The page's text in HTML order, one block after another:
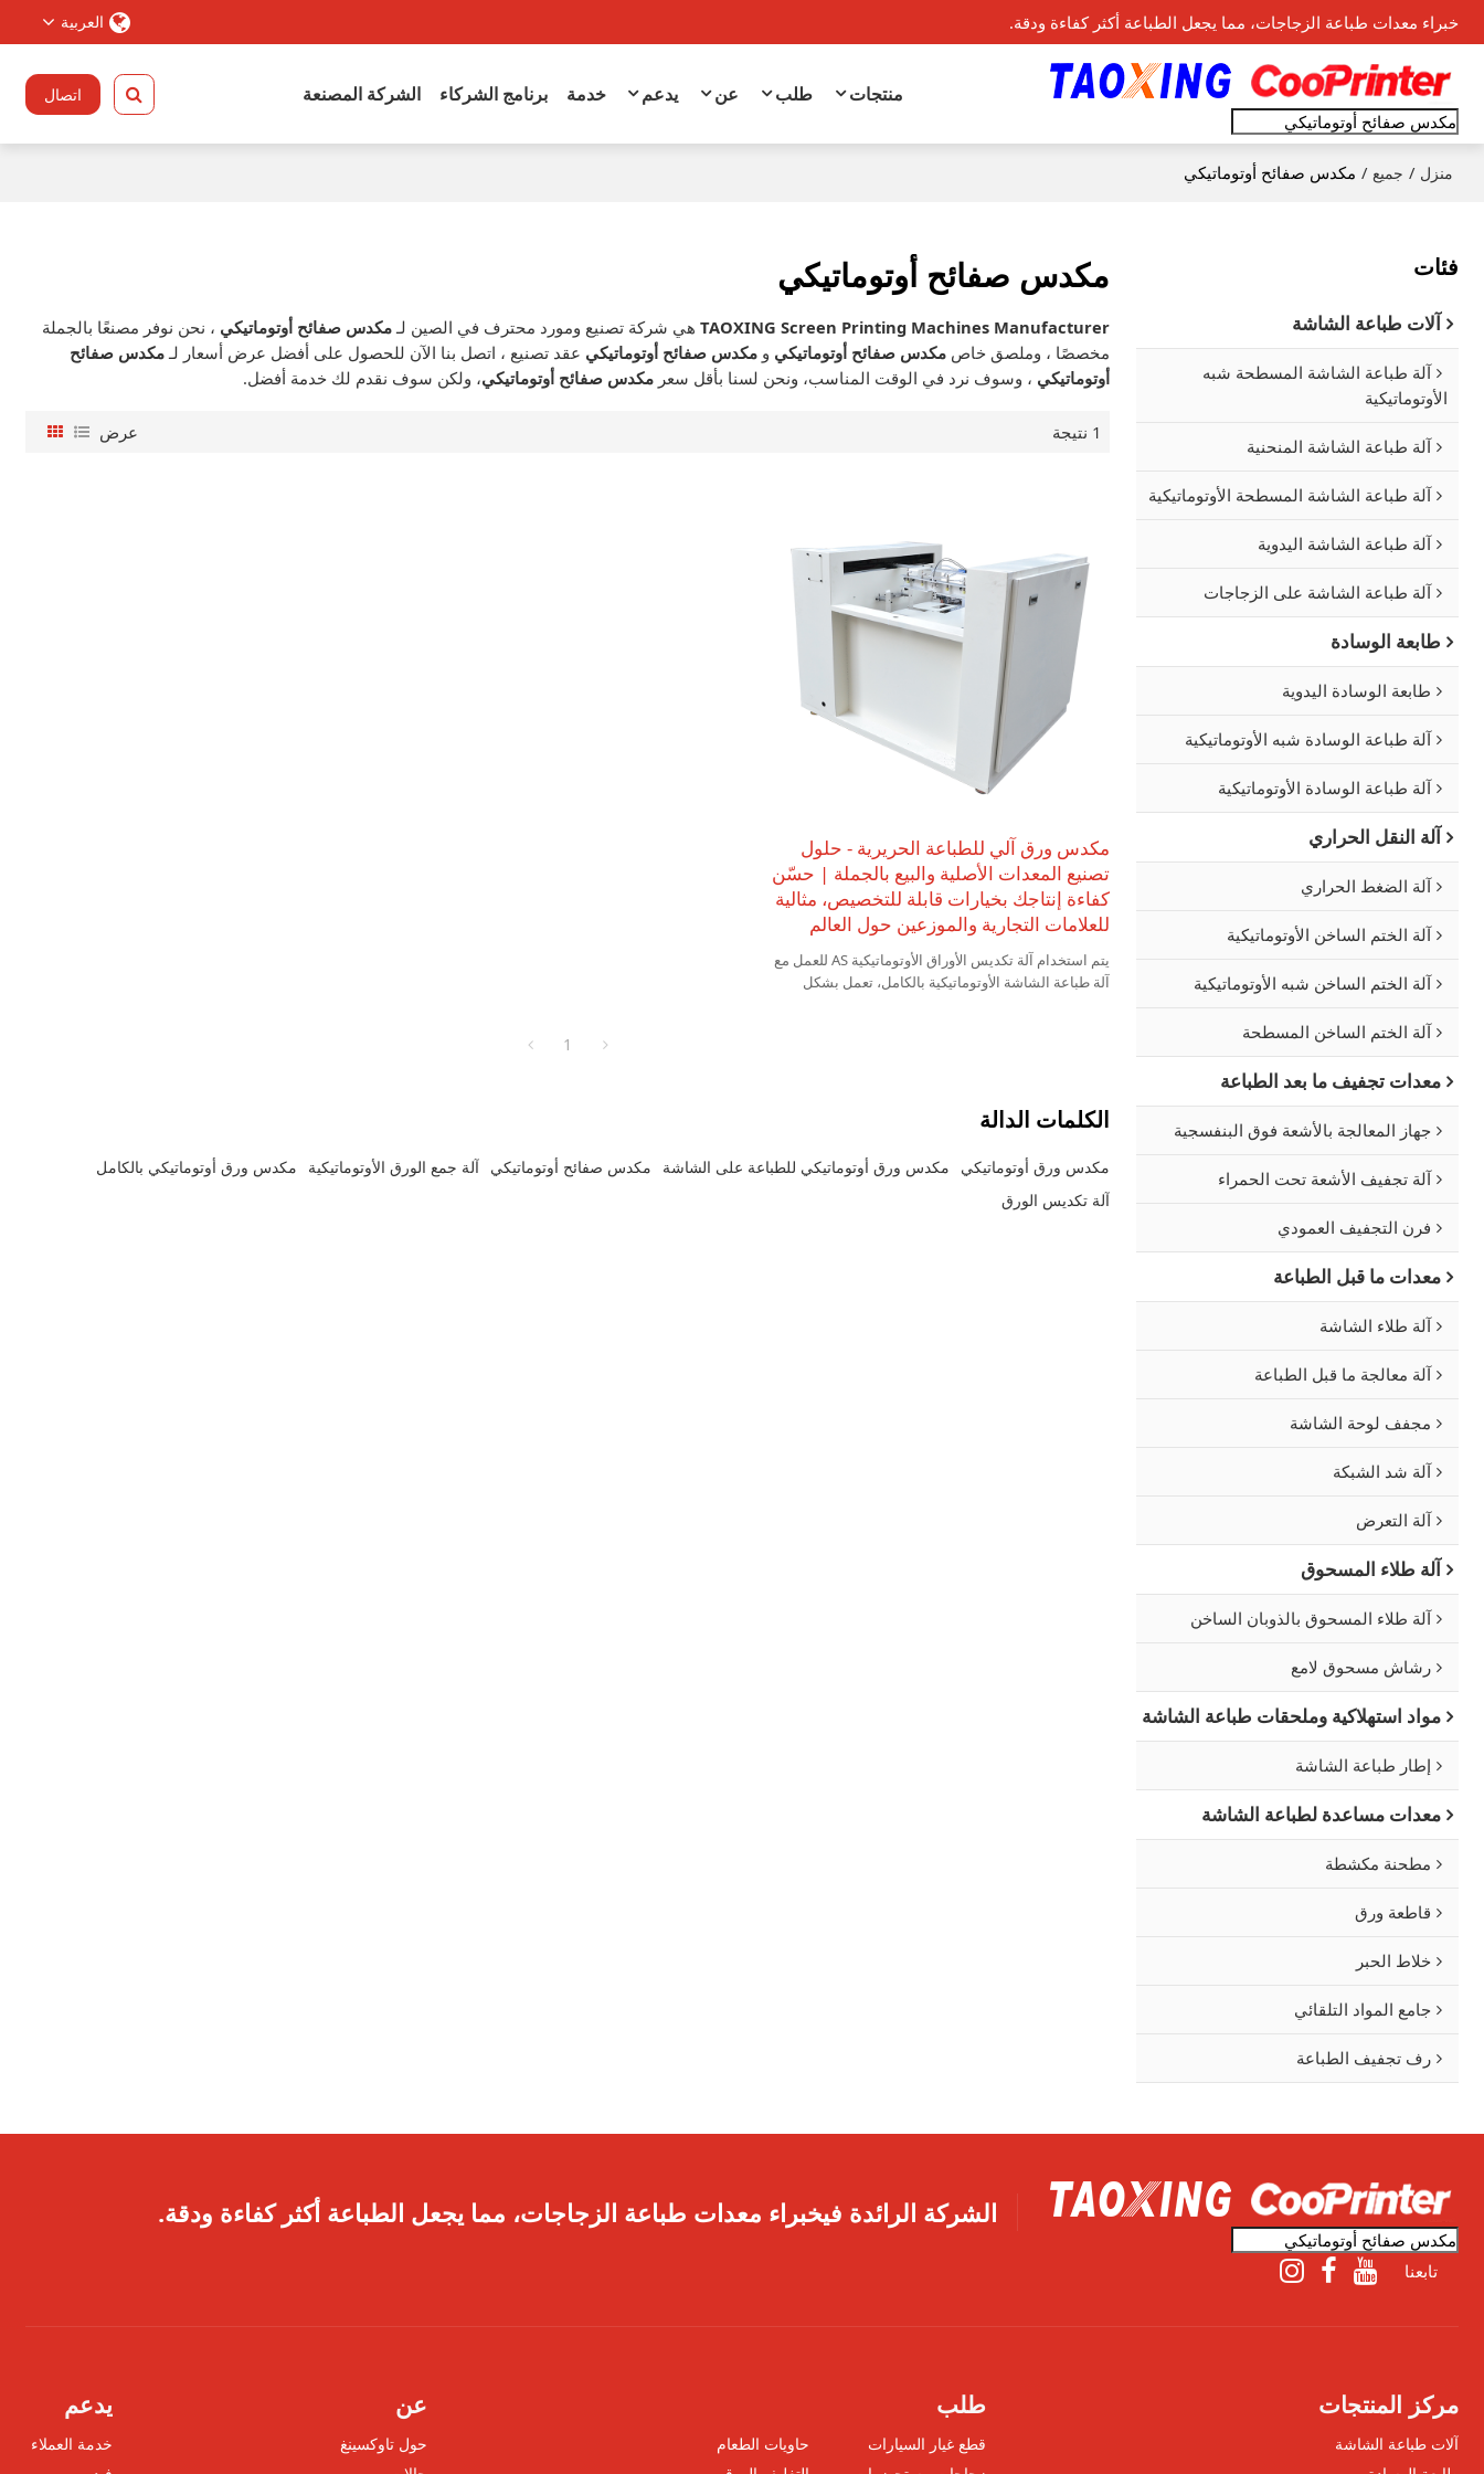
خبراء معدات طباعة الزجاجات، مما يجعل الطباعة أكثر كفاءة ودقة. العربية
منتجات طلب عن يدعم خدمة برنامج الشركاء الشركة المصنعة اتصال
منزل / جميع / مكدس صفائح أوتوماتيكي
مكدس صفائح أوتوماتيكي
TAOXING Screen Printing Machines Manufacturerهي شركة تصنيع ومورد محترف في الصين لـ مكدس صفائح أوتوماتيكي ، نحن نوفر مصنعًا بالجملة
مخصصًا ، وملصق خاص مكدس صفائح أوتوماتيكي و مكدس صفائح أوتوماتيكي عقد تصنيع ، اتصل بنا الآن للحصول على أفضل عرض أسعار لـ مكدس صفائح
أوتوماتيكي ، وسوف نرد في الوقت المناسب، ونحن لسنا بأقل سعر مكدس صفائح أوتوماتيكي، ولكن سوف نقدم لك خدمة أفضل.
1 نتيجة عرض
مكدس ورق آلي للطباعة الحريرية - حلول
تصنيع المعدات الأصلية والبيع بالجملة | حسّن
كفاءة إنتاجك بخيارات قابلة للتخصيص، مثالية
للعلامات التجارية والموزعين حول العالم
يتم استخدام آلة تكديس الأوراق الأوتوماتيكية AS للعمل مع
آلة طباعة الشاشة الأوتوماتيكية بالكامل، تعمل بشكل
1
الكلمات الدالة
مكدس ورق أوتوماتيكي مكدس ورق أوتوماتيكي للطباعة على الشاشة مكدس صفائح أوتوماتيكي آلة جمع الورق الأوتوماتيكية
مكدس ورق أوتوماتيكي بالكامل
آلة تكديس الورق
فئات
آلات طباعة الشاشة
آلة طباعة الشاشة المسطحة شبه
الأوتوماتيكية
آلة طباعة الشاشة المنحنية
آلة طباعة الشاشة المسطحة الأوتوماتيكية
آلة طباعة الشاشة اليدوية
آلة طباعة الشاشة على الزجاجات
طابعة الوسادة
طابعة الوسادة اليدوية
آلة طباعة الوسادة شبه الأوتوماتيكية
آلة طباعة الوسادة الأوتوماتيكية
آلة النقل الحراري
آلة الضغط الحراري
آلة الختم الساخن الأوتوماتيكية
آلة الختم الساخن شبه الأوتوماتيكية
آلة الختم الساخن المسطحة
معدات تجفيف ما بعد الطباعة
جهاز المعالجة بالأشعة فوق البنفسجية
آلة تجفيف الأشعة تحت الحمراء
فرن التجفيف العمودي
معدات ما قبل الطباعة
آلة طلاء الشاشة
آلة معالجة ما قبل الطباعة
مجفف لوحة الشاشة
آلة شد الشبكة
آلة التعرض
آلة طلاء المسحوق
آلة طلاء المسحوق بالذوبان الساخن
رشاش مسحوق لامع
مواد استهلاكية وملحقات طباعة الشاشة
إطار طباعة الشاشة
معدات مساعدة لطباعة الشاشة
مطحنة مكشطة
قاطعة ورق
خلاط الحبر
جامع المواد التلقائي
رف تجفيف الطباعة
الشركة الرائدة فيخبراء معدات طباعة الزجاجات، مما يجعل الطباعة أكثر كفاءة ودقة.
تابعنا
مركز المنتجات
آلات طباعة الشاشة
طلب
قطع غيار السيارات
حاويات الطعام
عن
حول تاوكسينغ
يدعم
خدمة العملاء